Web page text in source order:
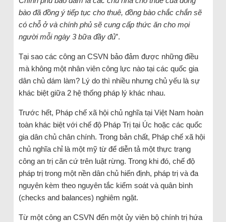
bào đã đồng ý tiếp tục cho thuê, đồng bào chắc chắn sẽ
có chỗ ở và chính phủ sẽ cung cấp thức ăn cho mọi
người mỗi ngày 3 bữa đầy đủ”.
Tại sao các công an CSVN bảo đảm được những điều
mà không một nhân viên công lực nào tại các quốc gia
dân chủ dám làm? Lý do thì nhiều nhưng chủ yếu là sự
khác biệt giữa 2 hệ thống pháp lý khác nhau.
Trước hết, Pháp chế xã hội chủ nghĩa tại Việt Nam hoàn
toàn khác biệt với chế độ Pháp Trị tại Úc hoặc các quốc
gia dân chủ chân chính. Trong bản chất, Pháp chế xã hội
chủ nghĩa chỉ là một mỹ từ để diễn tả một thực trạng
công an trị căn cứ trên luật rừng. Trong khi đó, chế độ
pháp trị trong một nền dân chủ hiến định, pháp trị và đa
nguyên kèm theo nguyên tắc kiểm soát và quân bình
(checks and balances) nghiêm ngặt.
Từ một công an CSVN đến một ủy viên bộ chính trị hứa